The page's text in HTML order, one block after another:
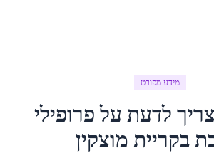
מידע מפורט
לדעת עלפרופילי
בקריית מוצקין